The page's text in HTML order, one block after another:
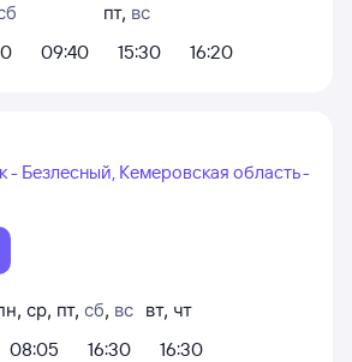
09:40
пт, вс
15:30
16:20
Безлесный, Кемеровская область -
, ср, пт, сб, вс
08:05
16:30
вт, чт
16:30